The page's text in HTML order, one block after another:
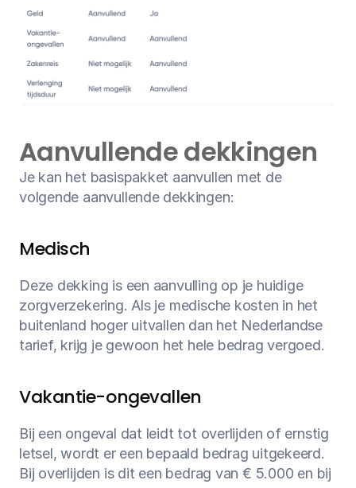
Aanvullende dekkingen
Je kan het basispakket aanvullen met de
volgende aanvullende dekkingen:
Medisch
Deze dekking is een aanvulling op je huidige
zorgverzekering. Als je medische kosten in het
buitenland hoger uitvallen dan het Nederlandse
tarief, krijg je gewoon het hele bedrag vergoed.
Vakantie-ongevallen
Bij een ongeval dat leidt tot overlijden of ernstig
letsel, wordt er een bepaald bedrag uitgekeerd.
Bij overlijden is dit een bedrag van € 5.000 en bij